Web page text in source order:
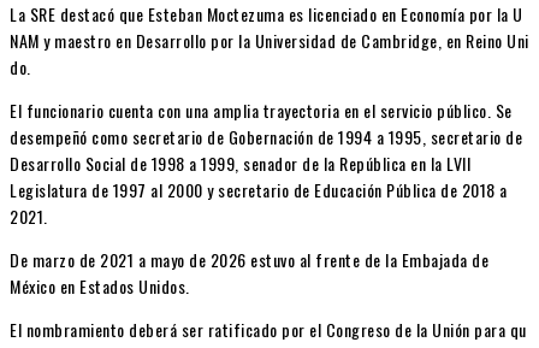
La SRE destacó que Esteban Moctezuma es licenciado en Economía por la U
NAM y maestro en Desarrollo por la Universidad de Cambridge, en Reino Uni
do.
El funcionario cuenta con una amplia trayectoria en el servicio público. Se
desempeñó como secretario de Gobernación de 1994 a 1995, secretario de
Desarrollo Social de 1998 a 1999, senador de la República en la LVII
Legislatura de 1997 al 2000 y secretario de Educación Pública de 2018 a
2021.
De marzo de 2021 a mayo de 2026 estuvo al frente de la Embajada de
México en Estados Unidos.
El nombramiento deberá ser ratificado por el Congreso de la Unión para qu